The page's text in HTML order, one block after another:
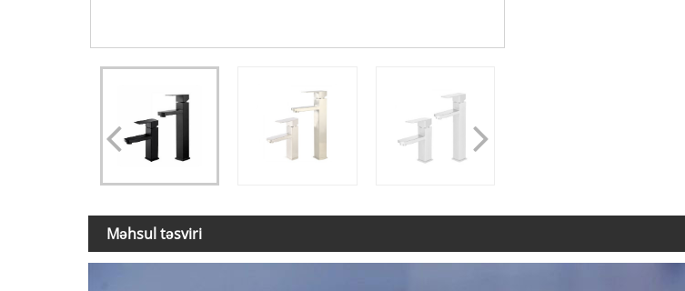
Məhsul təsviri